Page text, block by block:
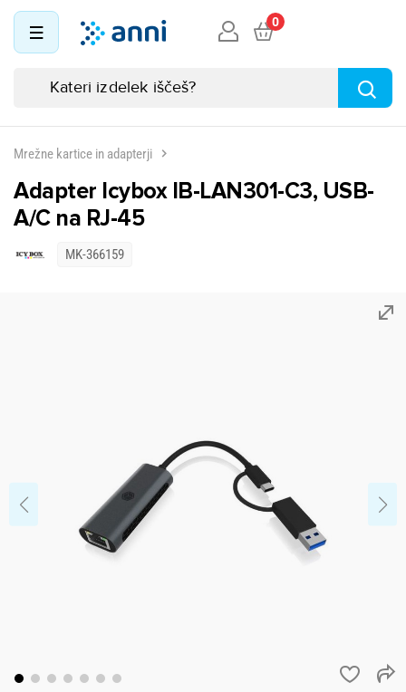
0
Mrežne kartice in adapterji
Adapter Icybox IB-LAN301-C3, USB-
A/C na RJ-45
MK-366159